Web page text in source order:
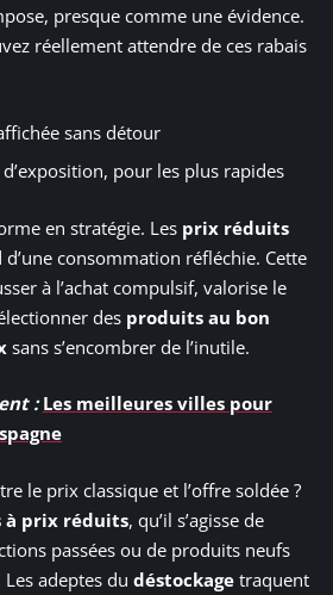
presque comme une évidence.
réellement attendre de ces rabais
sans détour
pour les plus rapides
en stratégie. Les prix réduits
consommation réfléchie. Cette
à l’achat compulsif, valorise le
des produits au bon
sans s’encombrer de l’inutile.
: Les meilleures villes pour
le prix classique et l’offre soldée ?
à prix réduits, qu’il s’agisse de
passées ou de produits neufs
adeptes du déstockage traquent